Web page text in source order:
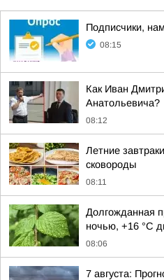
Подписчики,
08:15
Как Иван
Анатольевича?
08:12
Летние
сковороды
08:11
Долгожданная
ночью, +16 °C
08:06
7 августа: